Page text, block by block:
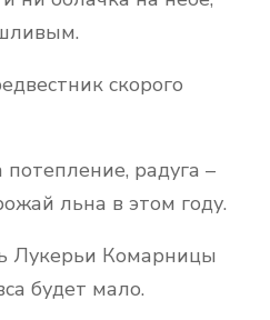
скорого
радуга –
льна в этом году.
Лукерьи Комарницы
будет мало.